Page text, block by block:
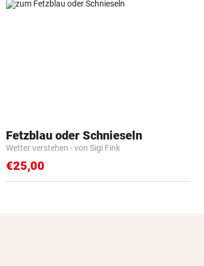
Fetzblau oder Schnieseln
Wetter verstehen - von Sigi Fink
€25,00